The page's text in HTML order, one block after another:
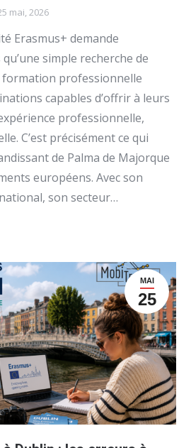
mai, 2026
Erasmus+ demande
simple recherche de
formation professionnelle
capables d’offrir à leurs
professionnelle,
C’est précisément ce qui
de Palma de Majorque
européens. Avec son
son secteur…
MAI
25